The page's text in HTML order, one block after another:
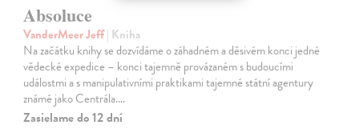
Absoluce
VanderMeer Jeff| Kniha
Na začátku knihy se dozvídáme o záhadném a děsivém konci jedné
vědecké expedice – konci tajemně provázaném s budoucími
událostmi a s manipulativními praktikami tajemné státní agentury
známé jako Centrála.…
Zasielame do 12 dní